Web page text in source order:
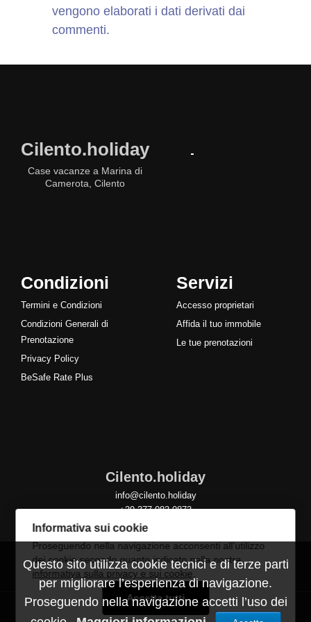
vengono elaborati i dati derivati dai
commenti.
Cilento.holiday
Case vacanze a Marina di
Camerota, Cilento
Condizioni
Termini e Condizioni
Condizioni Generali di
Prenotazione
Privacy Policy
BeSafe Rate Plus
Servizi
Accesso proprietari
Affida il tuo immobile
Le tue prenotazioni
Cilento.holiday
info@cilento.holiday
+39 377 083 0873
Questo sito utilizza cookie tecnici e di terze parti
per migliorare l’esperienza di navigazione.
Proseguendo nella navigazione accetti l’uso dei
Informativa sui cookie
Proseguendo nella navigazione acconsenti all’utilizzo
dei cookie secondo quanto indicato nella nostra
informativa sulla privacy e sui cookie .
Accetta tutti